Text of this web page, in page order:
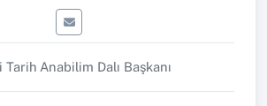
Tarih Anabilim Dalı Başkanı